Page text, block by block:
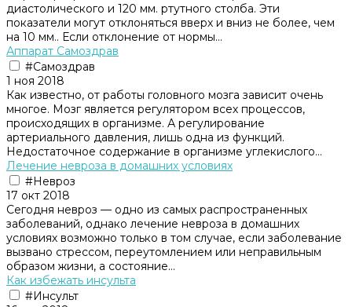
диастолического и 120 мм. ртутного столба. Эти
показатели могут отклоняться вверх и вниз не более, чем
на 10 мм.. Если отклонение от нормы...
Аппарат Самоздрав
#Самоздрав
1 ноя 2018
Как известно, от работы головного мозга зависит очень
многое. Мозг является регулятором всех процессов,
происходящих в организме. А регулирование
артериального давления, лишь одна из функций.
Недостаточное содержание в организме углекислого...
Лeчeниe невроза в домашних условиях
#Невроз
17 окт 2018
Сегодня невроз — одно из самых распространенных
заболеваний, однако лечение невроза в домашних
условиях возможно только в том случае, если заболевание
вызвано стрессом, переутомлением или неправильным
образом жизни, а состояние...
Как избежать инсульта
#Инсульт